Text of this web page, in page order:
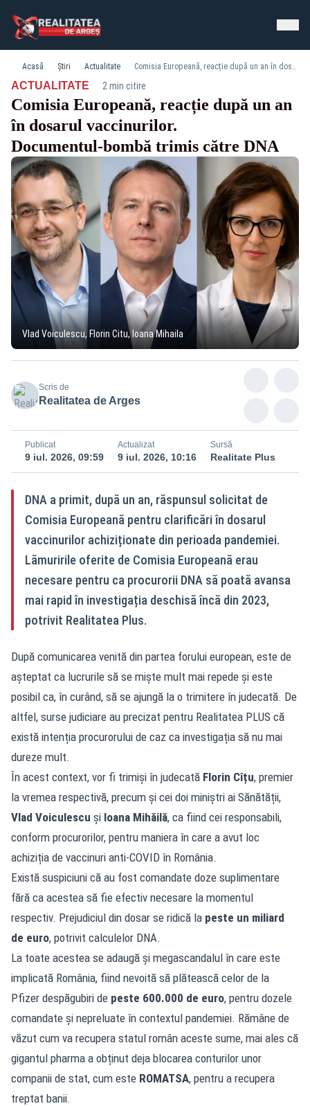
Acasă Știri Actualitate Comisia Europeană, reacție după un an în dosarul vaccinurilor. Documentul‑bombă trimis către DNA
ACTUALITATE· 2 min citire
Comisia Europeană, reacție după un an
în dosarul vaccinurilor.
Documentul‑bombă trimis către DNA
Vlad Voiculescu, Florin Citu, Ioana Mihaila
Scris de
Realitatea de Arges
Publicat
9 iul. 2026, 09:59
Actualizat
9 iul. 2026, 10:16
Sursă
Realitate Plus
DNA a primit, după un an, răspunsul solicitat de
Comisia Europeană pentru clarificări în dosarul
vaccinurilor achiziționate din perioada pandemiei.
Lămuririle oferite de Comisia Europeană erau
necesare pentru ca procurorii DNA să poată avansa
mai rapid în investigația deschisă încă din 2023,
potrivit Realitatea Plus.
După comunicarea venită din partea forului european, este de
așteptat ca lucrurile să se miște mult mai repede și este
posibil ca, în curând, să se ajungă la o trimitere în judecată. De
altfel, surse judiciare au precizat pentru Realitatea PLUS că
există intenția procurorului de caz ca investigația să nu mai
dureze mult.
În acest context, vor fi trimiși în judecată Florin Cîțu, premier
la vremea respectivă, precum și cei doi miniștri ai Sănătății,
Vlad Voiculescu și Ioana Mihăilă, ca fiind cei responsabili,
conform procurorilor, pentru maniera în care a avut loc
achiziția de vaccinuri anti-COVID în România.
Există suspiciuni că au fost comandate doze suplimentare
fără ca acestea să fie efectiv necesare la momentul
respectiv. Prejudiciul din dosar se ridică la peste un miliard
de euro, potrivit calculelor DNA.
La toate acestea se adaugă și megascandalul în care este
implicată România, fiind nevoită să plătească celor de la
Pfizer despăgubiri de peste 600.000 de euro, pentru dozele
comandate și nepreluate în contextul pandemiei. Rămâne de
văzut cum va recupera statul român aceste sume, mai ales că
gigantul pharma a obținut deja blocarea conturilor unor
companii de stat, cum este ROMATSA, pentru a recupera
treptat banii.